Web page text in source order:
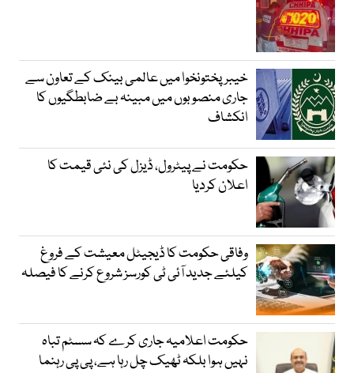
خیبرپختونخوا میں عالمی بینک کے تعاون سے
جاری منصوبوں میں مبینہ بے ضابطگیوں کا
انکشاف
حکومت نے پیٹرول، ڈیزل کی نئی قیمت کا
اعلان کردیا
وفاقی حکومت کا ڈیجیٹل معیشت کے فروغ
کیلئے جدید آئی ٹی کورسز شروع کرنے کا فیصلہ
حکومت اعلامیہ جاری کرے کہ سسٹم تباہ
نہیں ہوا بلکہ ٹھیک چل رہا ہے، پی پی رہنما